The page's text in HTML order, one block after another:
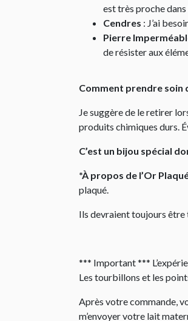
est très proche
Cendres : J’ai
Pierre
de résister aux
Comment prendre soin
Je suggère de le retirer
produits chimiques durs.
C’est un bijou spécial
*À propos de l’Or
plaqué.
Ils devraient toujours être
*** Important ***
Les tourbillons et les
Après votre commande,
m’envoyer votre lait